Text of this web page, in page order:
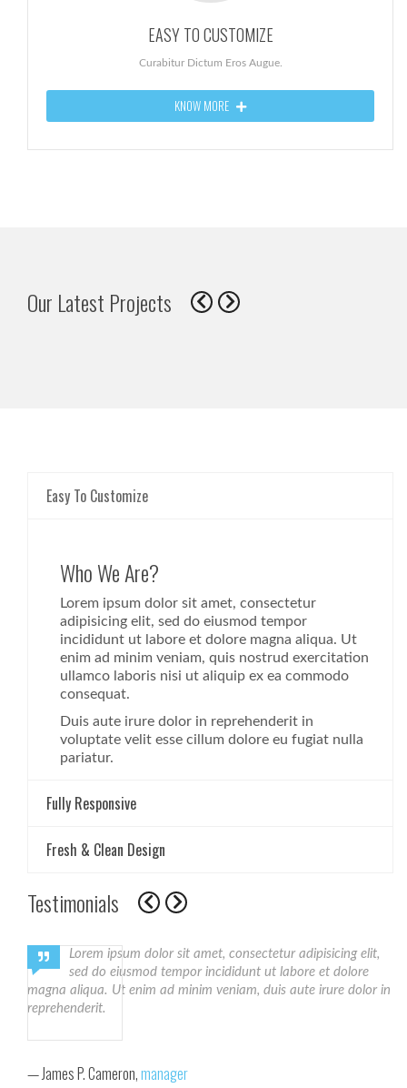
EASY TO CUSTOMIZE
Curabitur Dictum Eros Augue.
KNOW MORE
Our Latest Projects
Easy To Customize
Who We Are?
Lorem ipsum dolor sit amet, consectetur
adipisicing elit, sed do eiusmod tempor
incididunt ut labore et dolore magna aliqua. Ut
enim ad minim veniam, quis nostrud exercitation
ullamco laboris nisi ut aliquip ex ea commodo
consequat.
Duis aute irure dolor in reprehenderit in
voluptate velit esse cillum dolore eu fugiat nulla
pariatur.
Fully Responsive
Fresh & Clean Design
Testimonials
Lorem ipsum dolor sit amet, consectetur adipisicing elit,
sed do eiusmod tempor incididunt ut labore et dolore
magna aliqua. Ut enim ad minim veniam, duis aute irure dolor in
reprehenderit.
James P. Cameron,manager